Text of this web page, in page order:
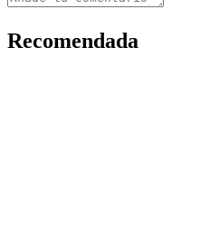
Recomendada